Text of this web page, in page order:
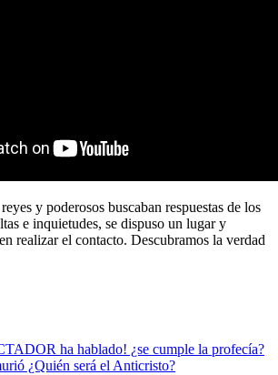
y poderosos buscaban respuestas de los
e inquietudes, se dispuso un lugar y
realizar el contacto. Descubramos la verdad
ha hablado! ¿se cumple la profecía?
¿Quién será el Anticristo?